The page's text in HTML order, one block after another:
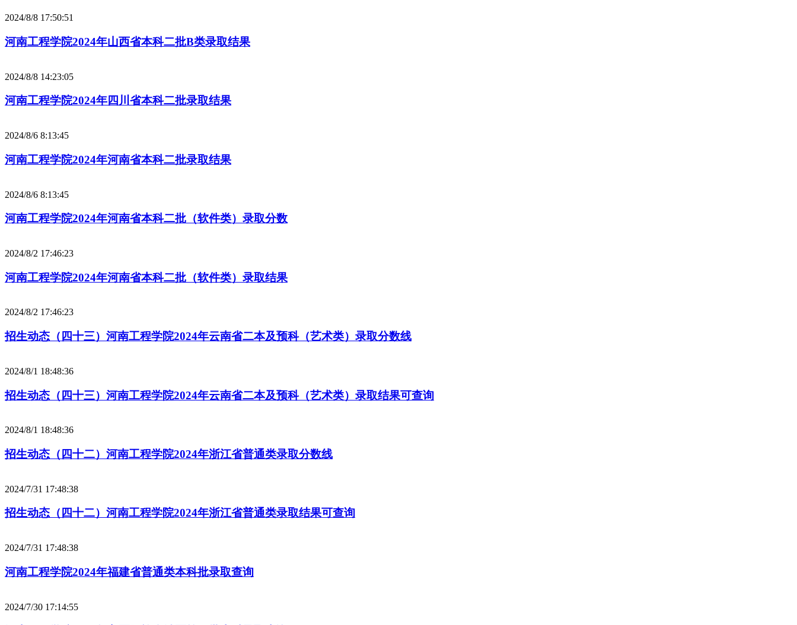
2024/8/8 17:50:51
河南工程学院2024年山西省本科二批B类录取结果
2024/8/8 14:23:05
河南工程学院2024年四川省本科二批录取结果
2024/8/6 8:13:45
河南工程学院2024年河南省本科二批录取结果
2024/8/6 8:13:45
河南工程学院2024年河南省本科二批（软件类）录取分数
2024/8/2 17:46:23
河南工程学院2024年河南省本科二批（软件类）录取结果
2024/8/2 17:46:23
招生动态（四十三）河南工程学院2024年云南省二本及预科（艺术类）录取分数线
2024/8/1 18:48:36
招生动态（四十三）河南工程学院2024年云南省二本及预科（艺术类）录取结果可查询
2024/8/1 18:48:36
招生动态（四十二）河南工程学院2024年浙江省普通类录取分数线
2024/7/31 17:48:38
招生动态（四十二）河南工程学院2024年浙江省普通类录取结果可查询
2024/7/31 17:48:38
河南工程学院2024年福建省普通类本科批录取查询
2024/7/30 17:14:55